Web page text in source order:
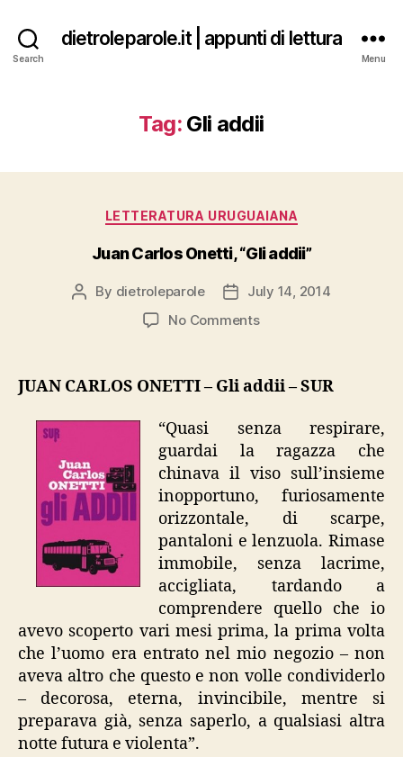
Search
dietroleparole.it | appunti di lettura
Menu
Tag: Gli addii
Categories
LETTERATURA URUGUAIANA
Juan Carlos Onetti, “Gli addii”
Post
By dietroleparole
PostJuly 14, 2014
No Commentson
Onetti,
JUAN CARLOS ONETTI – Gli addii – SUR
“Quasi senza respirare,
guardai la ragazza che
chinava il viso sull’insieme
inopportuno, furiosamente
orizzontale, di scarpe,
pantaloni e lenzuola. Rimase
immobile, senza lacrime,
accigliata, tardando a
comprendere quello che io
avevo scoperto vari mesi prima, la prima volta
che l’uomo era entrato nel mio negozio – non
aveva altro che questo e non volle condividerlo
– decorosa, eterna, invincibile, mentre si
preparava già, senza saperlo, a qualsiasi altra
notte futura e violenta”.